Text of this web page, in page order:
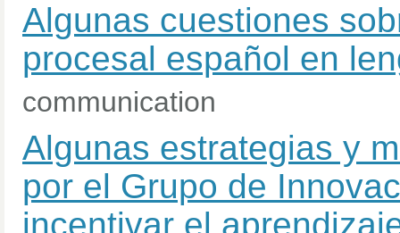
Algunas cuestiones
procesal español en
communication
Algunas estrategias y
por el Grupo de
incentivar el